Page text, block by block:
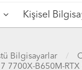
Kişisel
Bilgisayarlar
7700X-B650M-